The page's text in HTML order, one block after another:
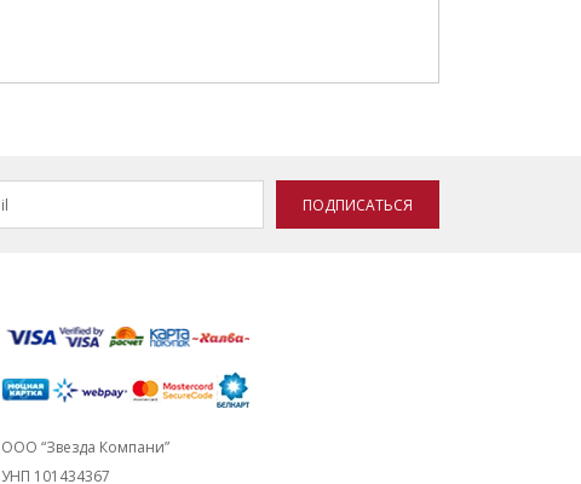
ПОДПИСАТЬСЯ
ООО “Звезда Компани”
УНП 101434367